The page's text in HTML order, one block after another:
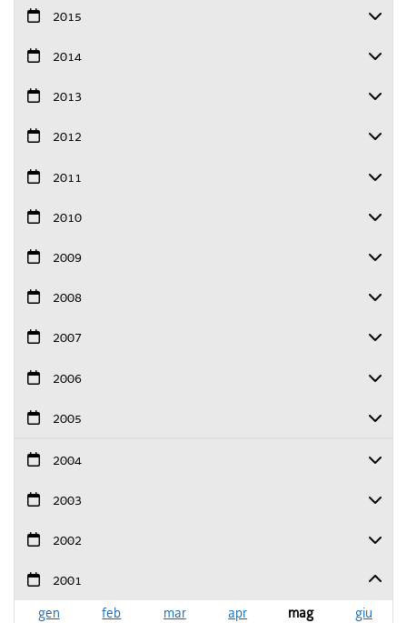
2015
2014
2013
2012
2011
2010
2009
2008
2007
2006
2005
2004
2003
2002
2001
gen
feb mar apr mag
giu